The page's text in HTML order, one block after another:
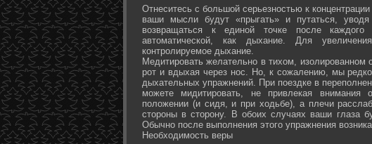
Отнеситесь с большой серьезностью к
ваши мысли будут «прыгать» и путаться,
возвращаться к единой точке после каждого
автоматической, как дыхание. Для
контролируемое дыхание.
Медитировать желательно в тихом,
рот и вдыхая через нос. Но, к сожалению, мы
дыхательных упражнений. При поездке в
можете мидитировать, не привлекая внимания
положении (и сидя, и при ходьбе), а плечи
стороны в сторону. В обоих случаях ваши глаза
Обычно после выполнения этого упражнения
Необходимость веры